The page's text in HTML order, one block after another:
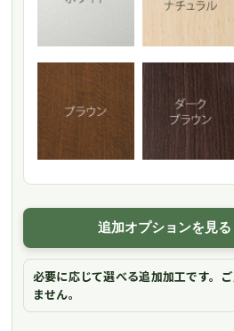
追加オプションを見る
必要に応じて選べる追加加工です。
ません。